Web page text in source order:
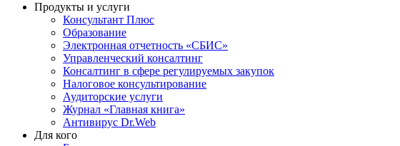
Продукты и услуги
Консультант Плюс
Образование
Электронная отчетность «СБИС»
Управленческий консалтинг
Консалтинг в сфере регулируемых закупок
Налоговое консультирование
Аудиторские услуги
Журнал «Главная книга»
Антивирус Dr.Web
Для кого